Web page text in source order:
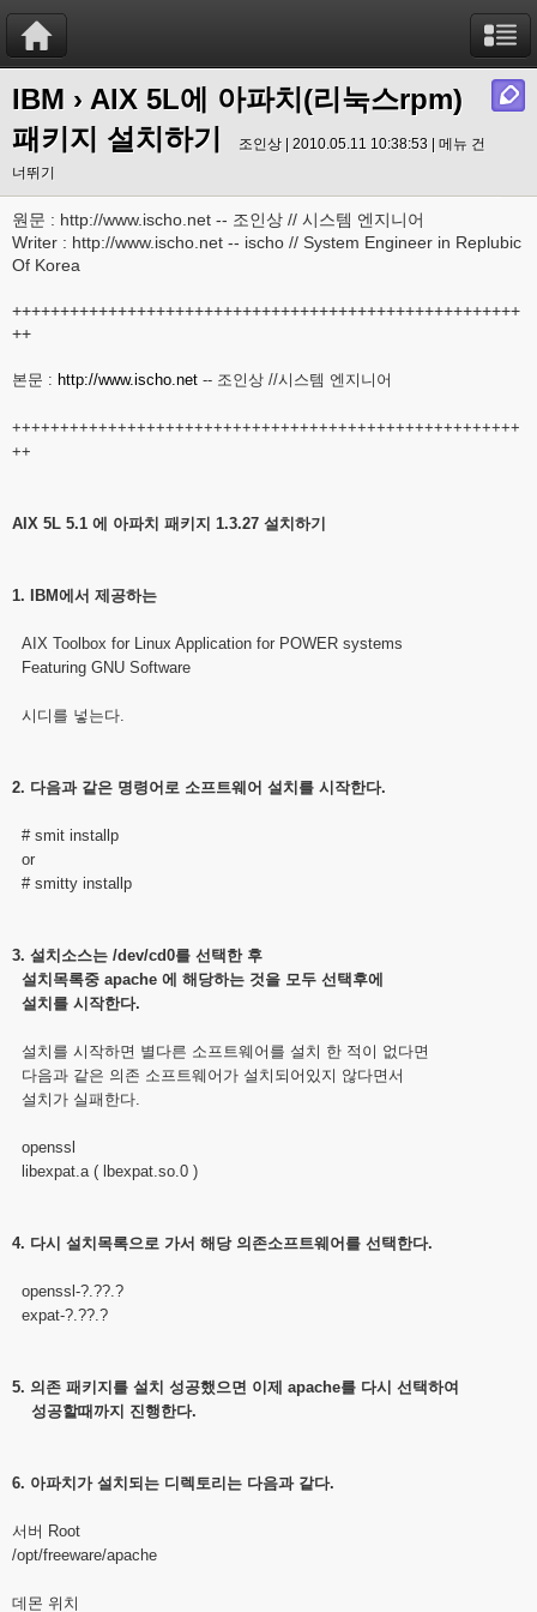
IBM › AIX 5L에 아파치(리눅스rpm)
패키지 설치하기
조인상 | 2010.05.11 10:38:53 | 메뉴 건
너뛰기
원문 : http://www.ischo.net -- 조인상 // 시스템 엔지니어
Writer : http://www.ischo.net -- ischo // System Engineer in Replubic
Of Korea
+++++++++++++++++++++++++++++++++++++++++++++++++++++
++
본문 : http://www.ischo.net -- 조인상 //시스템 엔지니어
+++++++++++++++++++++++++++++++++++++++++++++++++++++
++
AIX 5L 5.1 에 아파치 패키지 1.3.27 설치하기
1. IBM에서 제공하는
AIX Toolbox for Linux Application for POWER systems
Featuring GNU Software
시디를 넣는다.
2. 다음과 같은 명령어로 소프트웨어 설치를 시작한다.
# smit installp
or
# smitty installp
3. 설치소스는 /dev/cd0를 선택한 후
설치목록중 apache 에 해당하는 것을 모두 선택후에
설치를 시작한다.
설치를 시작하면 별다른 소프트웨어를 설치 한 적이 없다면
다음과 같은 의존 소프트웨어가 설치되어있지 않다면서
설치가 실패한다.
openssl
libexpat.a ( lbexpat.so.0 )
4. 다시 설치목록으로 가서 해당 의존소프트웨어를 선택한다.
openssl-?.??.?
expat-?.??.?
5. 의존 패키지를 설치 성공했으면 이제 apache를 다시 선택하여
성공할때까지 진행한다.
6. 아파치가 설치되는 디렉토리는 다음과 같다.
서버 Root
/opt/freeware/apache
데몬 위치